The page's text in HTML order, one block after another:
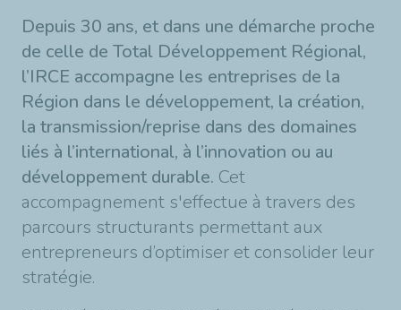
Depuis 30 ans, et dans une démarche proche
de celle de Total Développement Régional,
l’IRCE accompagne les entreprises de la
Région dans le développement, la création,
la transmission/reprise dans des domaines
liés à l’international, à l’innovation ou au
développement durable. Cet
accompagnement s'effectue à travers des
parcours structurants permettant aux
entrepreneurs d’optimiser et consolider leur
stratégie.